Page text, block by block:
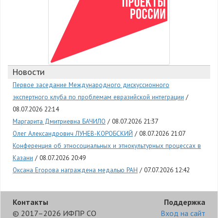
Новости
Первое заседание Международного дискуссионного
экспертного клуба по проблемам евразийской интеграции
08.07.2026 22:14
Маргарита Дмитриевна БАЧИЛО
08.07.2026 21:37
Олег Александрович ЛУНЕВ-КОРОБСКИЙ
08.07.2026 21:07
Конференция об этносоциальных и этнокультурных процессах в
Казани
08.07.2026 20:49
Оксана Егорова награждена медалью РАН
07.07.2026 12:42
Контакты
© 2017–2026 ИФПР СО
Поддержка
Вход на сайт